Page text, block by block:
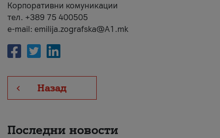
Корпоративни комуникации
тел. +389 75 400505
e-mail: emilija.zografska@A1.mk
Назад
Последни новости